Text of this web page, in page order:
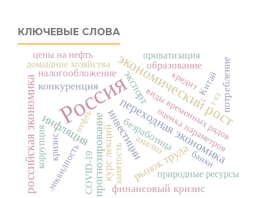
КЛЮЧЕВЫЕ СЛОВА
Россияэкономический рост
переходная экономика
инфляция
российская экономика рынок труда
инвестиции
прогнозирование финансовый кризис
курс лекций
конкуренция экспорт
образование
занятость
потребление
безработица
налогообложение
анализ
Китай
природные ресурсы
оценка параметров
домашние хозяйства
ликвидностьCOVID-19
виды временных рядов
газ
кризис
приватизация
цены на нефть
нефть
банки
коррупция
кредит